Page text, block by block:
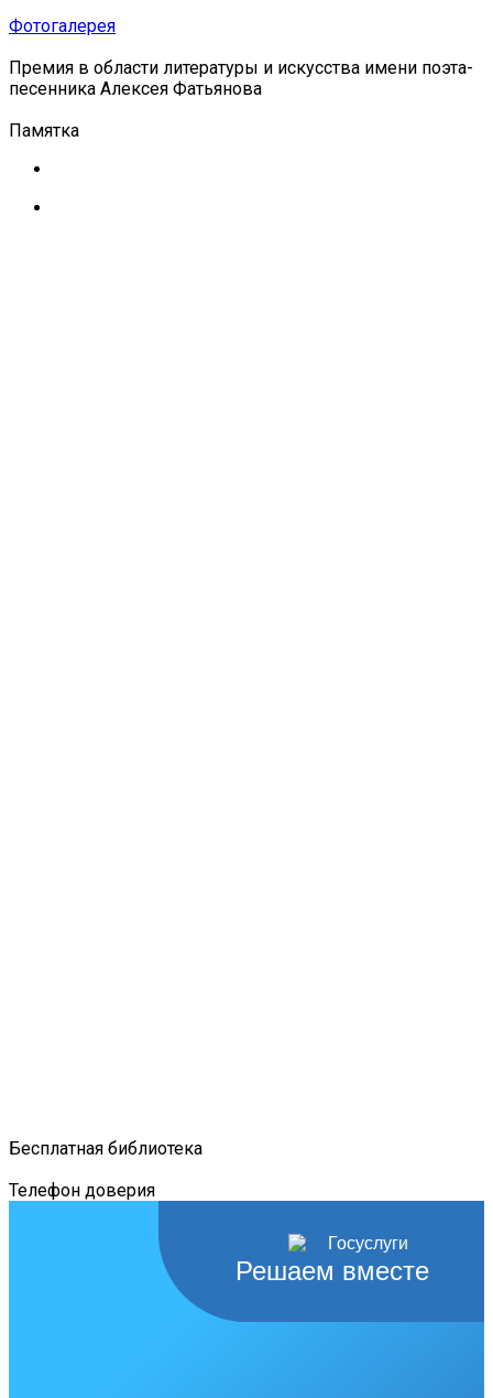
Фотогалерея
Премия в области литературы и искусства имени поэта-
песенника Алексея Фатьянова
Памятка
Бесплатная библиотека
Телефон доверия
Решаем вместе